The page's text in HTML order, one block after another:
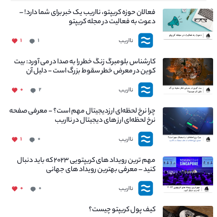
فعالان حوزه کریپتو، نااریب یک خبر برای شما دارد! –
دعوت به فعالیت در مجله کریپتو
نااریب ۱ ۱
کارشناس بلومبرگ زنگ خطر را به صدا در می آورد: بیت
کوین در معرض خطر سقوط بزرگ است - دلیل آن
چیست؟
نااریب ۲ ۰
چرا نرخ لحظه‌ای ارزدیجیتال مهم است؟ - معرفی صفحه
نرخ لحظه‌ای ارز های دیجیتال در نااریب
نااریب ۰ ۱
مهم ترین رویداد های کریپتویی ۲۰۲۳ که باید دنبال
کنید – معرفی بهترین رویداد های جهانی
نااریب ۰ ۰
کیف پول کریپتو چیست؟